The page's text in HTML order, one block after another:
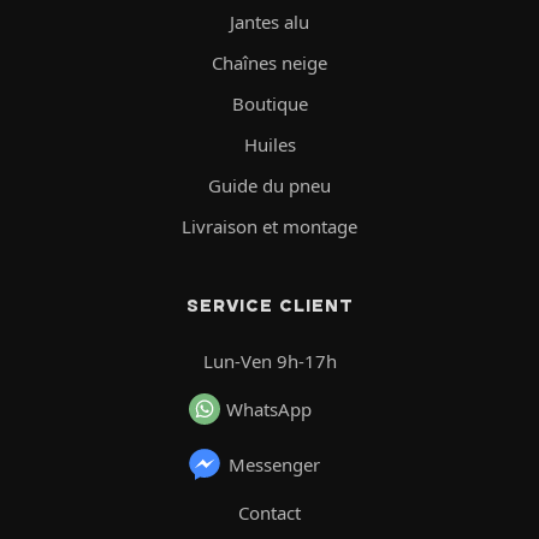
Jantes alu
Chaînes neige
Boutique
Huiles
Guide du pneu
Livraison et montage
SERVICE CLIENT
Lun-Ven 9h-17h
WhatsApp
Messenger
Contact